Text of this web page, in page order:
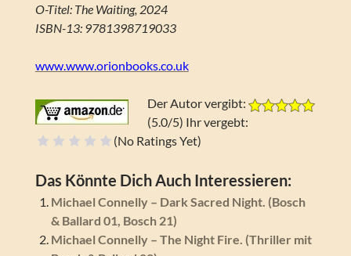
O-Titel: The Waiting, 2024
ISBN-13: 9781398719033
www.www.orionbooks.co.uk
Der Autor vergibt:
(5.0/5) Ihr vergebt:
(No Ratings Yet)
Das Könnte Dich Auch Interessieren:
Michael Connelly – Dark Sacred Night. (Bosch
& Ballard 01, Bosch 21)
Michael Connelly – The Night Fire. (Thriller mit